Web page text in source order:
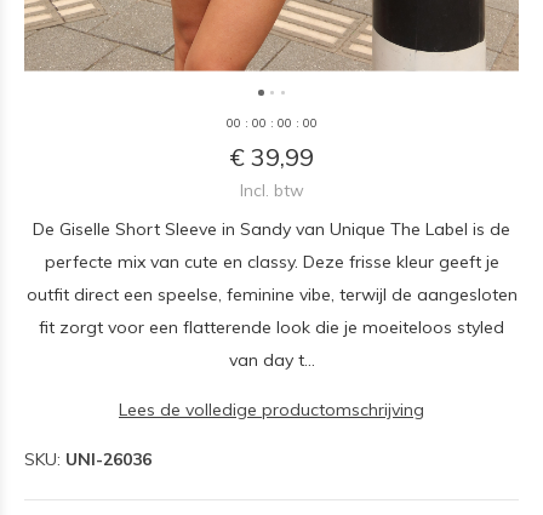
00 : 00 : 00 : 00
€ 39,99
Incl. btw
De Giselle Short Sleeve in Sandy van Unique The Label is de
perfecte mix van cute en classy. Deze frisse kleur geeft je
outfit direct een speelse, feminine vibe, terwijl de aangesloten
fit zorgt voor een flatterende look die je moeiteloos styled
van day t...
Lees de volledige productomschrijving
SKU: UNI-26036